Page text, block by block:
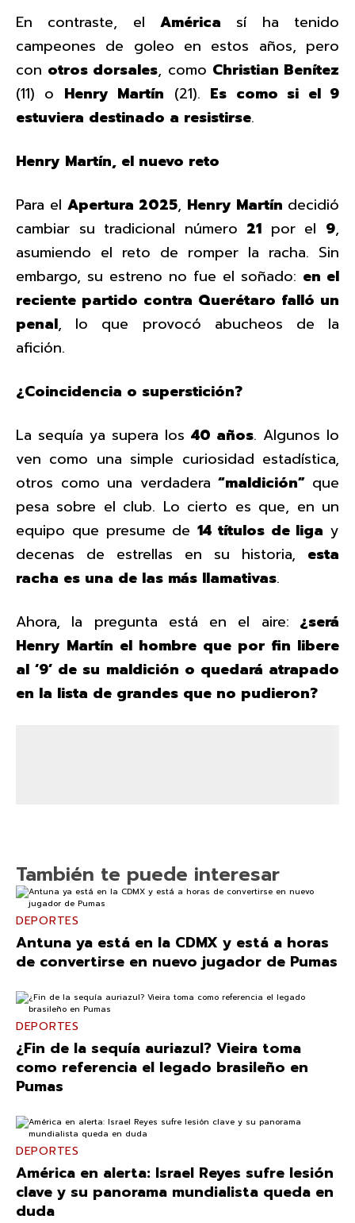
En contraste, el América sí ha tenido
campeones de goleo en estos años, pero
con otros dorsales, como Christian Benítez
(11) o Henry Martín (21). Es como si el 9
estuviera destinado a resistirse.
Henry Martín, el nuevo reto
Para el Apertura 2025, Henry Martín decidió
cambiar su tradicional número 21 por el 9,
asumiendo el reto de romper la racha. Sin
embargo, su estreno no fue el soñado: en el
reciente partido contra Querétaro falló un
penal, lo que provocó abucheos de la
afición.
¿Coincidencia o superstición?
La sequía ya supera los 40 años. Algunos lo
ven como una simple curiosidad estadística,
otros como una verdadera“maldición” que
pesa sobre el club. Lo cierto es que, en un
equipo que presume de 14 títulos de liga y
decenas de estrellas en su historia, esta
racha es una de las más llamativas.
Ahora, la pregunta está en el aire: ¿será
Henry Martín el hombre que por fin libere
al ‘9’ de su maldición o quedará atrapado
en la lista de grandes que no pudieron?
También te puede interesar
DEPORTES
Antuna ya está en la CDMX y está a horas
de convertirse en nuevo jugador de Pumas
DEPORTES
¿Fin de la sequía auriazul? Vieira toma
como referencia el legado brasileño en
Pumas
DEPORTES
América en alerta: Israel Reyes sufre lesión
clave y su panorama mundialista queda en
duda